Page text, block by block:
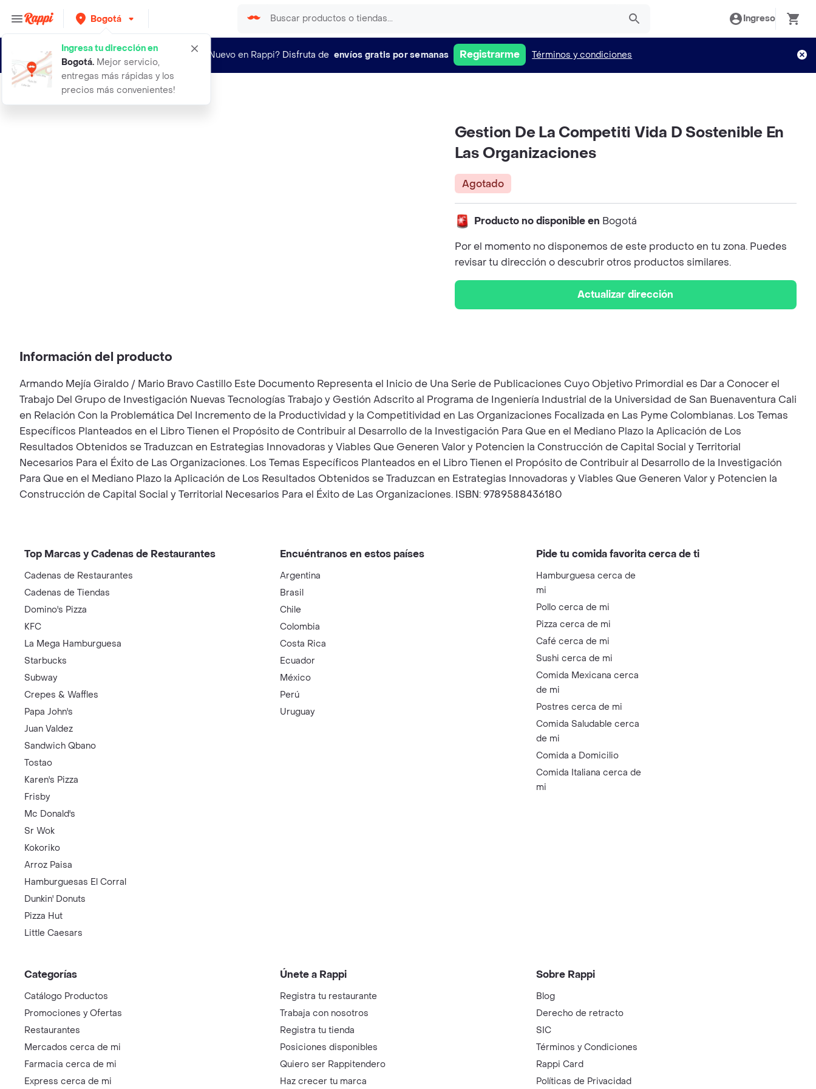
Bogotá
Ingresa tu dirección en
Bogotá. Mejor servicio,
entregas más rápidas y los
precios más convenientes!
Ingreso
¿Nuevo en Rappi? Disfruta de envíos gratis por semanas Registrarme Términos y condiciones
gestion de la competiti vida d sost
Gestion De La Competiti Vida D Sostenible En
Las Organizaciones
Agotado
Producto no disponible en Bogotá
Por el momento no disponemos de este producto en tu zona. Puedes
revisar tu dirección o descubrir otros productos similares.
Actualizar dirección
Información del producto
Armando Mejía Giraldo / Mario Bravo Castillo Este Documento Representa el Inicio de Una Serie de Publicaciones Cuyo Objetivo Primordial es Dar a Conocer el
Trabajo Del Grupo de Investigación Nuevas Tecnologías Trabajo y Gestión Adscrito al Programa de Ingeniería Industrial de la Universidad de San Buenaventura Cali
en Relación Con la Problemática Del Incremento de la Productividad y la Competitividad en Las Organizaciones Focalizada en Las Pyme Colombianas. Los Temas
Específicos Planteados en el Libro Tienen el Propósito de Contribuir al Desarrollo de la Investigación Para Que en el Mediano Plazo la Aplicación de Los
Resultados Obtenidos se Traduzcan en Estrategias Innovadoras y Viables Que Generen Valor y Potencien la Construcción de Capital Social y Territorial
Necesarios Para el Éxito de Las Organizaciones. Los Temas Específicos Planteados en el Libro Tienen el Propósito de Contribuir al Desarrollo de la Investigación
Para Que en el Mediano Plazo la Aplicación de Los Resultados Obtenidos se Traduzcan en Estrategias Innovadoras y Viables Que Generen Valor y Potencien la
Construcción de Capital Social y Territorial Necesarios Para el Éxito de Las Organizaciones. ISBN: 9789588436180
Top Marcas y Cadenas de Restaurantes
Cadenas de Restaurantes
Cadenas de Tiendas
Domino's Pizza
KFC
La Mega Hamburguesa
Starbucks
Subway
Crepes & Waffles
Papa John's
Juan Valdez
Sandwich Qbano
Tostao
Karen's Pizza
Frisby
Mc Donald's
Sr Wok
Kokoriko
Arroz Paisa
Hamburguesas El Corral
Dunkin' Donuts
Pizza Hut
Little Caesars
Encuéntranos en estos países
Argentina
Brasil
Chile
Colombia
Costa Rica
Ecuador
México
Perú
Uruguay
Pide tu comida favorita cerca de ti
Hamburguesa cerca de
mi
Pollo cerca de mi
Pizza cerca de mi
Café cerca de mi
Sushi cerca de mi
Comida Mexicana cerca
de mi
Postres cerca de mi
Comida Saludable cerca
de mi
Comida a Domicilio
Comida Italiana cerca de
mi
Categorías
Catálogo Productos
Promociones y Ofertas
Restaurantes
Mercados cerca de mi
Farmacia cerca de mi
Express cerca de mi
Únete a Rappi
Registra tu restaurante
Trabaja con nosotros
Registra tu tienda
Posiciones disponibles
Quiero ser Rappitendero
Haz crecer tu marca
Sobre Rappi
Blog
Derecho de retracto
SIC
Términos y Condiciones
Rappi Card
Políticas de Privacidad